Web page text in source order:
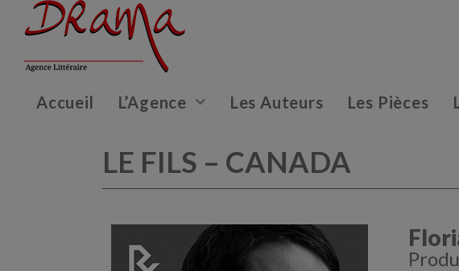
Accueil L’Agence Les Auteurs Les Pièces
LE FILS – CANADA